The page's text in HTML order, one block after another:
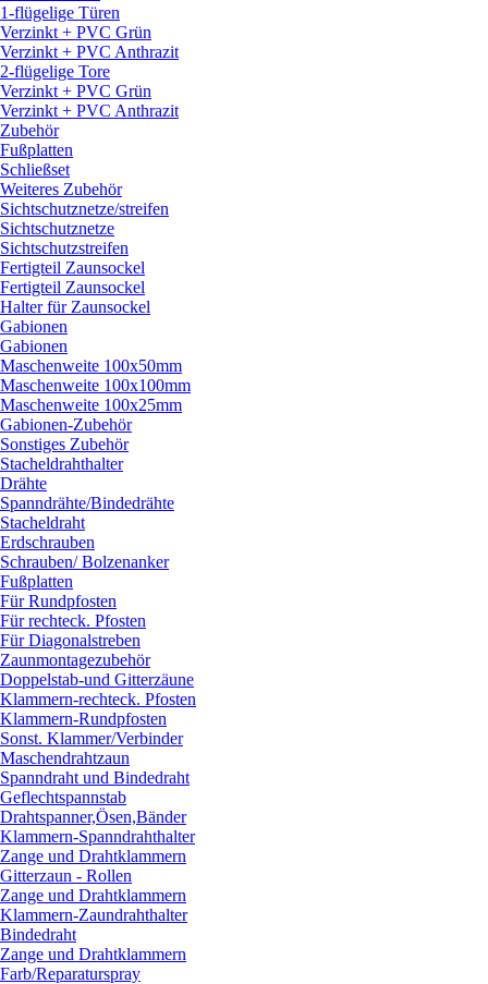
1-flügelige Türen
Verzinkt + PVC Grün
Verzinkt + PVC Anthrazit
2-flügelige Tore
Verzinkt + PVC Grün
Verzinkt + PVC Anthrazit
Zubehör
Fußplatten
Schließset
Weiteres Zubehör
Sichtschutznetze/streifen
Sichtschutznetze
Sichtschutzstreifen
Fertigteil Zaunsockel
Fertigteil Zaunsockel
Halter für Zaunsockel
Gabionen
Gabionen
Maschenweite 100x50mm
Maschenweite 100x100mm
Maschenweite 100x25mm
Gabionen-Zubehör
Sonstiges Zubehör
Stacheldrahthalter
Drähte
Spanndrähte/Bindedrähte
Stacheldraht
Erdschrauben
Schrauben/Bolzenanker
Fußplatten
Für Rundpfosten
Für rechteck. Pfosten
Für Diagonalstreben
Zaunmontagezubehör
Doppelstab-und Gitterzäune
Klammern-rechteck. Pfosten
Klammern-Rundpfosten
Sonst. Klammer/Verbinder
Maschendrahtzaun
Spanndraht und Bindedraht
Geflechtspannstab
Drahtspanner,Ösen,Bänder
Klammern-Spanndrahthalter
Zange und Drahtklammern
Gitterzaun - Rollen
Zange und Drahtklammern
Klammern-Zaundrahthalter
Bindedraht
Zange und Drahtklammern
Farb/Reparaturspray